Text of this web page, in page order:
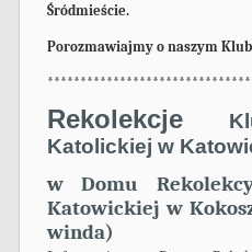
Śródmieście.
Porozmawiajmy o naszym
Rekolekcje
Katolickiej w
w Domu
Katowickiej w
winda)